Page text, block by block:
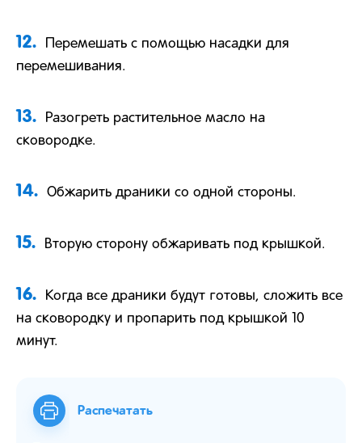
12.
Перемешать с помощью насадки для
перемешивания.
13.
Разогреть растительное масло на
сковородке.
14. Обжарить драники со одной стороны.
15. Вторую сторону обжаривать под крышкой.
16.
Когда все драники будут готовы, сложить все
на сковородку и пропарить под крышкой 10
минут.
Распечатать